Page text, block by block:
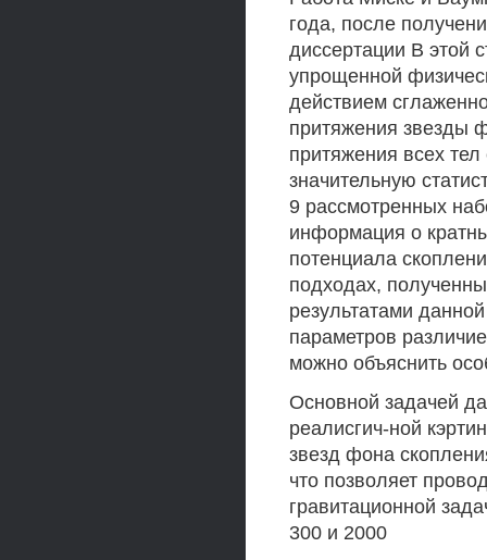
года, после
диссертации В этой
упрощенной
действием
притяжения звезды
притяжения всех
значительную
9 рассмотренных
информация о
потенциала
подходах,
результатами
параметров
можно объяснить
Основной задачей
реалисгич-ной
звезд фона
что позволяет
гравитационной
300 и 2000